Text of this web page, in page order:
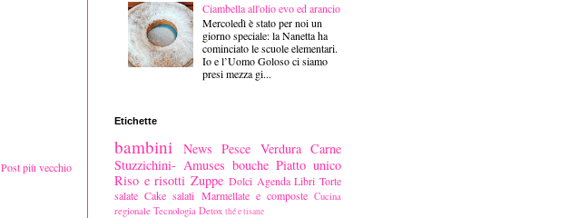
Post più vecchio
Ciambella all'olio evo ed arancio
Mercoledì è stato per noi un
giorno speciale: la Nanetta ha
cominciato le scuole elementari.
Io e l’Uomo Goloso ci siamo
presi mezza gi...
Etichette
bambini News Pesce Verdura Carne
Stuzzichini- Amuses bouche Piatto unico
Riso e risotti Zuppe Dolci Agenda Libri Torte
salate Cake salati Marmellate e composte Cucina
regionale Tecnologia Detox thé e tisane